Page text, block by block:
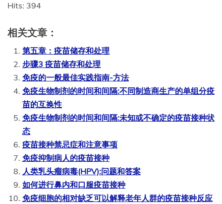
Hits: 394
相关文章：
第五章：疫苗储存和处理
步骤3 疫苗储存和处理
免疫的一般最佳实践指南-方法
免疫生物制剂的时间和间隔:不同制造商生产的单组分疫
苗的互换性
免疫生物制剂的时间和间隔:未知或不确定的疫苗接种状
态
疫苗接种禁忌症和注意事项
免疫抑制病人的疫苗接种
人类乳头瘤病毒(HPV):问题和答案
如何进行鼻内和口服疫苗接种
免疫细胞的相对缺乏可以解释老年人群的疫苗接种反应